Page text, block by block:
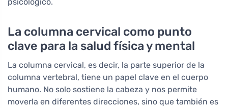
La columna cervical como punto
clave para la salud física y mental
La columna cervical, es decir, la parte superior de la
columna vertebral, tiene un papel clave en el cuerpo
humano. No solo sostiene la cabeza y nos permite
moverla en diferentes direcciones, sino que también es